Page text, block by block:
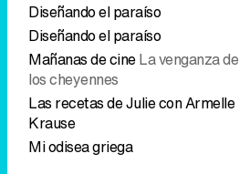
Diseñando el paraíso
Diseñando el paraíso
Mañanas de cineLa venganza de
los cheyennes
Las recetas de Julie con Armelle
Krause
Mi odisea griega